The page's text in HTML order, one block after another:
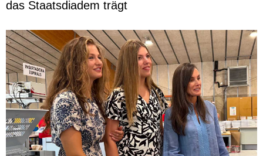
das Staatsdiadem trägt